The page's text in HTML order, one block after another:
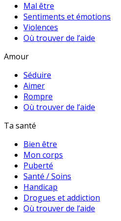
Mal être
Sentiments et émotions
Violences
Où trouver de l’aide
Amour
Séduire
Aimer
Rompre
Où trouver de l’aide
Ta santé
Bien être
Mon corps
Puberté
Santé / Soins
Handicap
Drogues et addiction
Où trouver de l’aide